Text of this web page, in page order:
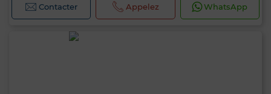
Contacter Appelez WhatsApp